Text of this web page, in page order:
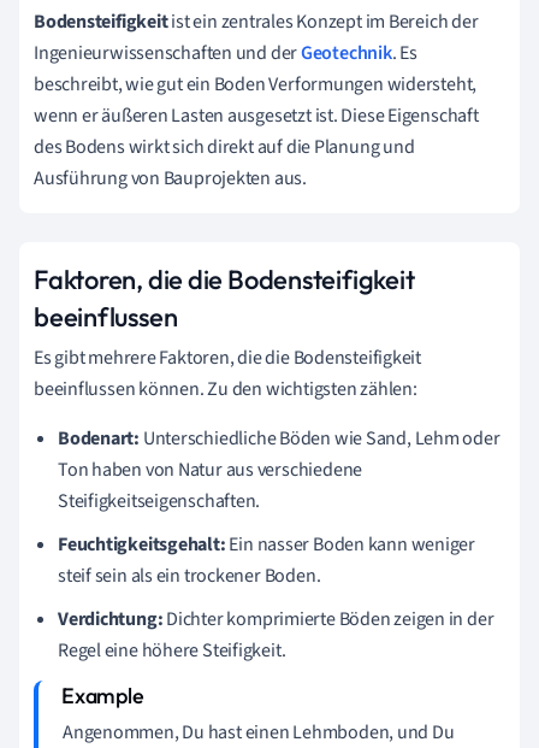
Bodensteifigkeitist ein zentrales Konzept im Bereich der
Ingenieurwissenschaften und derGeotechnik. Es
beschreibt, wie gut ein Boden Verformungen widersteht,
wenn er äußeren Lasten ausgesetzt ist. Diese Eigenschaft
des Bodens wirkt sich direkt auf die Planung und
Ausführung von Bauprojekten aus.
Faktoren, die die Bodensteifigkeit
beeinflussen
Es gibt mehrere Faktoren, die die Bodensteifigkeit
beeinflussen können. Zu den wichtigsten zählen:
Bodenart: Unterschiedliche Böden wie Sand, Lehm oder
Ton haben von Natur aus verschiedene
Steifigkeitseigenschaften.
Feuchtigkeitsgehalt:Ein nasser Boden kann weniger
steif sein als ein trockener Boden.
Verdichtung:Dichter komprimierte Böden zeigen in der
Regel eine höhere Steifigkeit.
Angenommen, Du hast einen Lehmboden, und Du